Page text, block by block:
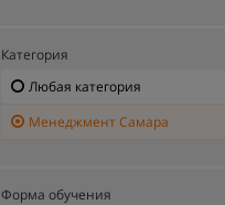
Категория
Любая категория
Менеджмент Самара
Форма обучения